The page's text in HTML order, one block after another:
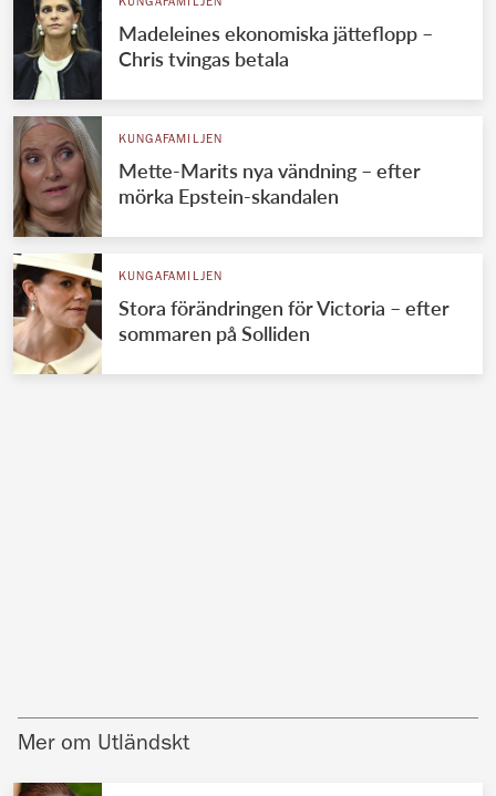
KUNGAFAMILJEN
Madeleines ekonomiska jätteflopp –
Chris tvingas betala
KUNGAFAMILJEN
Mette-Marits nya vändning – efter
mörka Epstein-skandalen
KUNGAFAMILJEN
Stora förändringen för Victoria – efter
sommaren på Solliden
Mer om Utländskt